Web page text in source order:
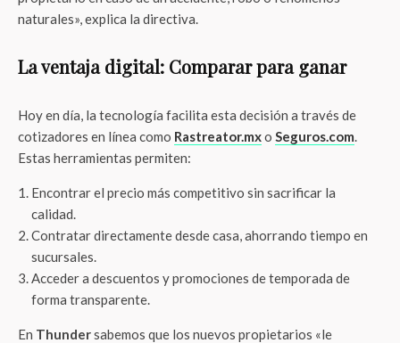
naturales», explica la directiva.
La ventaja digital: Comparar para ganar
Hoy en día, la tecnología facilita esta decisión a través de
cotizadores en línea como Rastreator.mxo Seguros.com.
Estas herramientas permiten:
Encontrar el precio más competitivo sin sacrificar la
calidad.
Contratar directamente desde casa, ahorrando tiempo en
sucursales.
Acceder a descuentos y promociones de temporada de
forma transparente.
En Thundersabemos que los nuevos propietarios «le